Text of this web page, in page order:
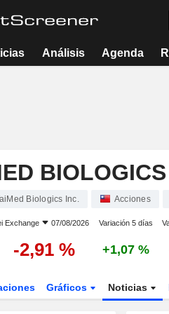
Análisis Agenda
Biologics Inc. Acciones
Exchange 07/08/2026 Variación 5 días
-2,91 % +1,07 %
Gráficos Noticias